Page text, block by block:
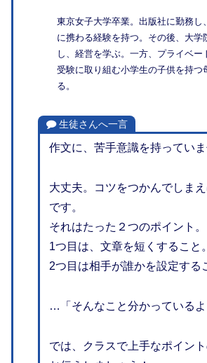
東京女子大学卒業。出版社に勤務し
に携わる経験を持つ。その後、大学
し、経営を学ぶ。一方、プライベー
受験に取り組む小学生の子供を持つ
る。
生徒さんへ一言
作文に、苦手意識を持っていま
大丈夫。コツをつかんでしま
です。
それはたった２つのポイント。
1つ目は、文章を短くすること。
2つ目は相手が誰かを設定する
…「そんなこと分かっているよ
では、クラスで上手なポイン